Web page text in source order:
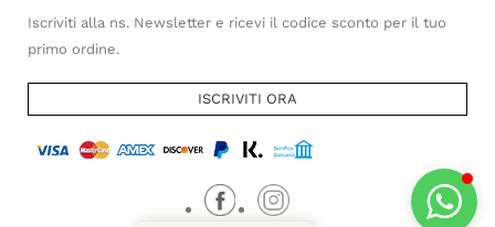
Iscriviti alla ns. Newsletter e ricevi il codice sconto per il tuo
primo ordine.
ISCRIVITI ORA